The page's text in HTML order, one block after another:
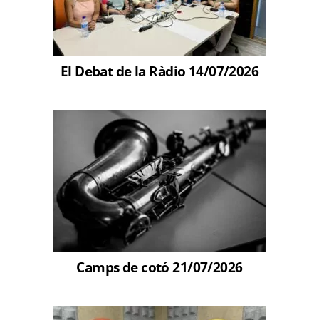
El Debat de la Ràdio 14/07/2026
Camps de cotó 21/07/2026